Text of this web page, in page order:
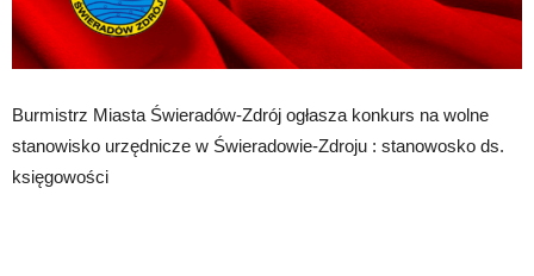
Burmistrz Miasta Świeradów-Zdrój ogłasza konkurs na wolne
stanowisko urzędnicze w Świeradowie-Zdroju : stanowosko ds.
księgowości